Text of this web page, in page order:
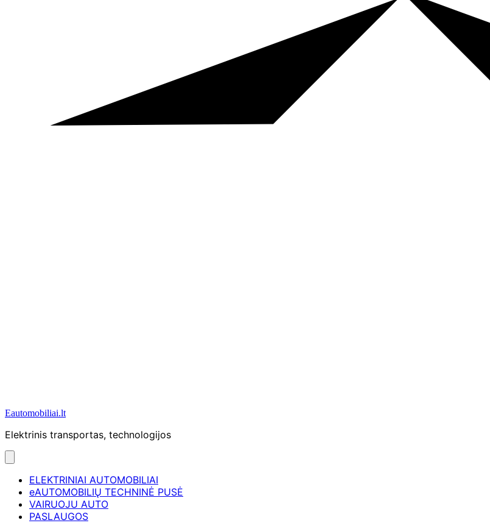
Eautomobiliai.lt
Elektrinis transportas, technologijos
ELEKTRINIAI AUTOMOBILIAI
eAUTOMOBILIŲ TECHNINĖ PUSĖ
VAIRUOJU AUTO
PASLAUGOS